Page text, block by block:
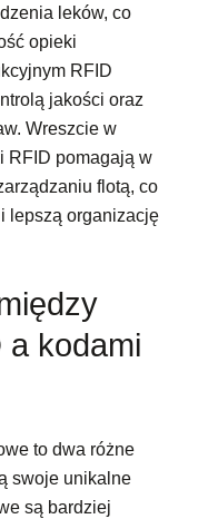
leków, co
opieki
RFID
jakości oraz
Wreszcie w
RFID pomagają w
flotą, co
lepszą organizację
a kodami
to dwa różne
swoje unikalne
są bardziej